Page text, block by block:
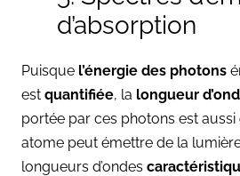
d’absorption
Puisque l’énergie des photons
est quantifiée, la longueur
portée par ces photons est aussi
atome peut émettre de la
longueurs d’ondes